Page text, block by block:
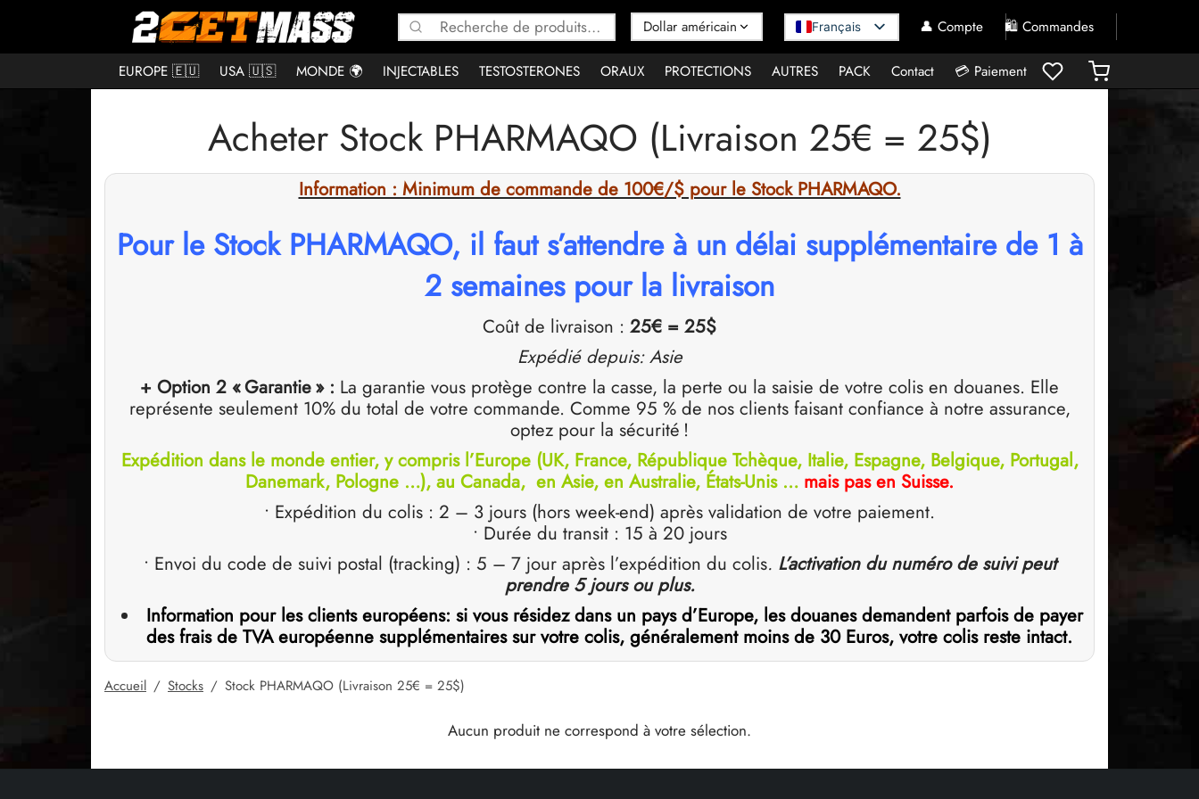
Recherche
pour :
Français 👤 Compte 🛍️ Commandes
EUROPE 🇪🇺 USA 🇺🇸 MONDE 🌍 INJECTABLES TESTOSTERONES ORAUX PROTECTIONS AUTRES PACK Contact 💳 Paiement
Acheter Stock PHARMAQO (Livraison 25€ = 25$)
Information : Minimum de commande de 100€/$ pour le Stock PHARMAQO.
Pour le Stock PHARMAQO, il faut s’attendre à un délai supplémentaire de 1 à
2 semaines pour la livraison
Coût de livraison : 25€ = 25$
Expédié depuis: Asie
+ Option 2 « Garantie » : La garantie vous protège contre la casse, la perte ou la saisie de votre colis en douanes. Elle
représente seulement 10% du total de votre commande. Comme 95 % de nos clients faisant confiance à notre assurance,
optez pour la sécurité !
Expédition dans le monde entier, y compris l’Europe (UK, France, République Tchèque, Italie, Espagne, Belgique, Portugal,
Danemark, Pologne …), au Canada, en Asie, en Australie, États-Unis … mais pas en Suisse.
• Expédition du colis : 2 – 3 jours (hors week-end) après validation de votre paiement.
• Durée du transit : 15 à 20 jours
• Envoi du code de suivi postal (tracking) : 5 – 7 jour après l’expédition du colis. L’activation du numéro de suivi peut
prendre 5 jours ou plus.
Information pour les clients européens: si vous résidez dans un pays d’Europe, les douanes demandent parfois de payer
des frais de TVA européenne supplémentaires sur votre colis, généralement moins de 30 Euros, votre colis reste intact.
Accueil / Stocks / Stock PHARMAQO (Livraison 25€ = 25$)
Aucun produit ne correspond à votre sélection.